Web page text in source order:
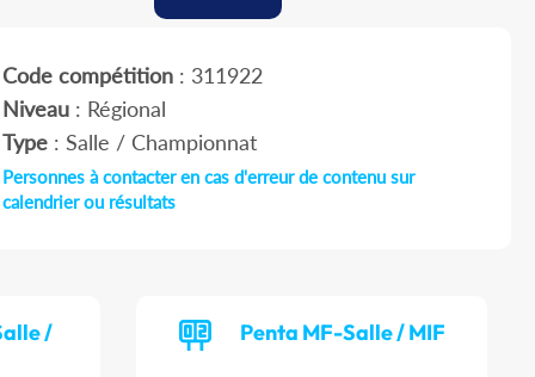
Code compétition: 311922
Niveau: Régional
Type: Salle / Championnat
Personnes à contacter en cas d'erreur de contenu sur
calendrier ou résultats
/ Penta MF-Salle / MIF